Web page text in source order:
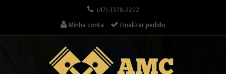
(47) 3378-2222
Minha conta
Finalizar pedido